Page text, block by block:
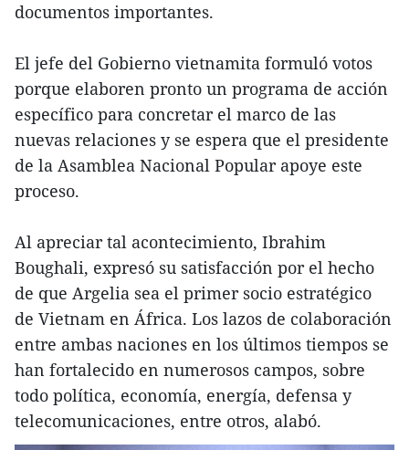
documentos importantes.
El jefe del Gobierno vietnamita formuló votos
porque elaboren pronto un programa de acción
específico para concretar el marco de las
nuevas relaciones y se espera que el presidente
de la Asamblea Nacional Popular apoye este
proceso.
Al apreciar tal acontecimiento, Ibrahim
Boughali, expresó su satisfacción por el hecho
de que Argelia sea el primer socio estratégico
de Vietnam en África. Los lazos de colaboración
entre ambas naciones en los últimos tiempos se
han fortalecido en numerosos campos, sobre
todo política, economía, energía, defensa y
telecomunicaciones, entre otros, alabó.